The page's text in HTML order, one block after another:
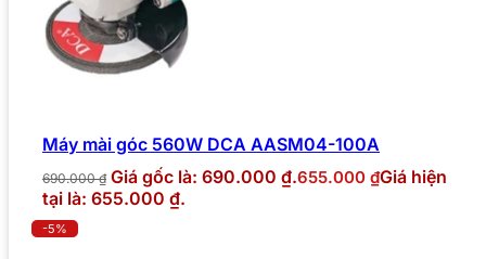
Máy mài góc 560W DCA AASM04-100A
690.000₫ Giá gốc là: 690.000 ₫.655.000 ₫Giá hiện
tại là: 655.000 ₫.
-5%